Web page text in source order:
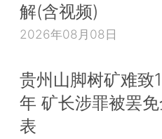
解(含视频)
2026年08月08日
贵州山脚树矿难致
年 矿长涉罪被罢
表